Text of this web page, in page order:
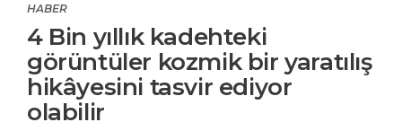
HABER
4 Bin yıllık kadehteki
görüntüler kozmik bir yaratılış
hikâyesini tasvir ediyor
olabilir